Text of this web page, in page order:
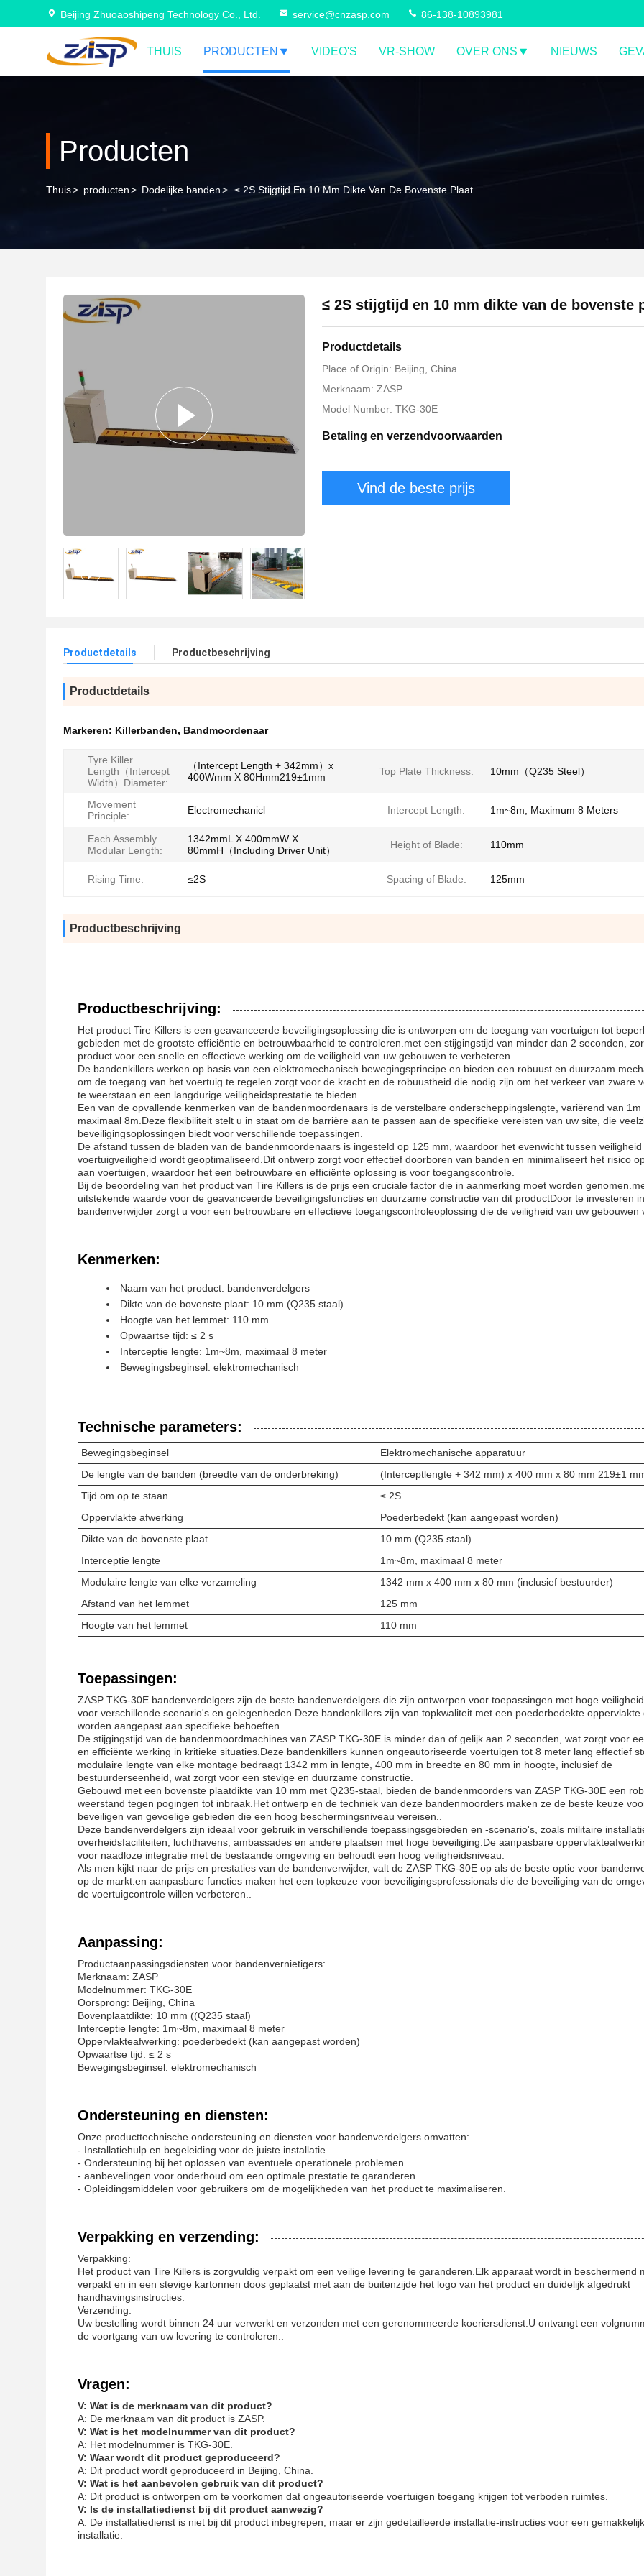
Beijing Zhuoaoshipeng Technology Co., Ltd. service@cnzasp.com 86-138-10893981
THUIS PRODUCTEN VIDEO'S VR-SHOW OVER ONS NIEUWS
Producten
Thuis> producten> Dodelijke banden> ≤ 2S Stijgtijd En 10 Mm Dikte Van De Bovenste Plaat
≤ 2S stijgtijd en 10 mm dikte van de bovenste
Productdetails
Place of Origin: Beijing, China
Merknaam: ZASP
Model Number: TKG-30E
Betaling en verzendvoorwaarden
Vind de beste prijs
Productdetails Productbeschrijving
Productdetails
Markeren: Killerbanden, Bandmoordenaar
Tyre Killer
Length（Intercept
Width）Diameter:
（Intercept Length + 342mm）x
400Wmm X 80Hmm219±1mm
Top Plate Thickness: 10mm（Q235 Steel）
Movement
Principle:
Electromechanicl Intercept Length: 1m~8m, Maximum 8 Meters
Each Assembly
Modular Length:
1342mmL X 400mmW X
80mmH（Including Driver Unit）
Height of Blade: 110mm
Rising Time: ≤2S Spacing of Blade: 125mm
Productbeschrijving
Productbeschrijving:
Het product Tire Killers is een geavanceerde beveiligingsoplossing die is ontworpen om de toegang van voertuigen tot
gebieden met de grootste efficiëntie en betrouwbaarheid te controleren.met een stijgingstijd van minder dan 2 seconden,
product voor een snelle en effectieve werking om de veiligheid van uw gebouwen te verbeteren.
De bandenkillers werken op basis van een elektromechanisch bewegingsprincipe en bieden een robuust en duurzaam
om de toegang van het voertuig te regelen.zorgt voor de kracht en de robuustheid die nodig zijn om het verkeer van zware
te weerstaan en een langdurige veiligheidsprestatie te bieden.
Een van de opvallende kenmerken van de bandenmoordenaars is de verstelbare onderscheppingslengte, variërend van 1m
maximaal 8m.Deze flexibiliteit stelt u in staat om de barrière aan te passen aan de specifieke vereisten van uw site, die
beveiligingsoplossingen biedt voor verschillende toepassingen.
De afstand tussen de bladen van de bandenmoordenaars is ingesteld op 125 mm, waardoor het evenwicht tussen veiligheid
voertuigveiligheid wordt geoptimaliseerd.Dit ontwerp zorgt voor effectief doorboren van banden en minimaliseert het risico
aan voertuigen, waardoor het een betrouwbare en efficiënte oplossing is voor toegangscontrole.
Bij de beoordeling van het product van Tire Killers is de prijs een cruciale factor die in aanmerking moet worden
uitstekende waarde voor de geavanceerde beveiligingsfuncties en duurzame constructie van dit productDoor te investeren
bandenverwijder zorgt u voor een betrouwbare en effectieve toegangscontroleoplossing die de veiligheid van uw gebouwen
Kenmerken:
Naam van het product: bandenverdelgers
Dikte van de bovenste plaat: 10 mm (Q235 staal)
Hoogte van het lemmet: 110 mm
Opwaartse tijd: ≤ 2 s
Interceptie lengte: 1m~8m, maximaal 8 meter
Bewegingsbeginsel: elektromechanisch
Technische parameters:
Bewegingsbeginsel
Elektromechanische apparatuur
De lengte van de banden (breedte van de onderbreking)
(Interceptlengte + 342 mm) x 400 mm x 80 mm 219±1
Tijd om op te staan
≤ 2S
Oppervlakte afwerking
Poederbedekt (kan aangepast worden)
Dikte van de bovenste plaat
10 mm (Q235 staal)
Interceptie lengte
1m~8m, maximaal 8 meter
Modulaire lengte van elke verzameling
1342 mm x 400 mm x 80 mm (inclusief bestuurder)
Afstand van het lemmet
125 mm
Hoogte van het lemmet
110 mm
Toepassingen:
ZASP TKG-30E bandenverdelgers zijn de beste bandenverdelgers die zijn ontworpen voor toepassingen met hoge
voor verschillende scenario's en gelegenheden.Deze bandenkillers zijn van topkwaliteit met een poederbedekte oppervlakte
worden aangepast aan specifieke behoeften..
De stijgingstijd van de bandenmoordmachines van ZASP TKG-30E is minder dan of gelijk aan 2 seconden, wat zorgt voor
en efficiënte werking in kritieke situaties.Deze bandenkillers kunnen ongeautoriseerde voertuigen tot 8 meter lang effectief
modulaire lengte van elke montage bedraagt 1342 mm in lengte, 400 mm in breedte en 80 mm in hoogte, inclusief de
bestuurderseenheid, wat zorgt voor een stevige en duurzame constructie.
Gebouwd met een bovenste plaatdikte van 10 mm met Q235-staal, bieden de bandenmoorders van ZASP TKG-30E een
weerstand tegen pogingen tot inbraak.Het ontwerp en de techniek van deze bandenmoorders maken ze de beste keuze
beveiligen van gevoelige gebieden die een hoog beschermingsniveau vereisen..
Deze bandenverdelgers zijn ideaal voor gebruik in verschillende toepassingsgebieden en -scenario's, zoals militaire
overheidsfaciliteiten, luchthavens, ambassades en andere plaatsen met hoge beveiliging.De aanpasbare
voor naadloze integratie met de bestaande omgeving en behoudt een hoog veiligheidsniveau.
Als men kijkt naar de prijs en prestaties van de bandenverwijder, valt de ZASP TKG-30E op als de beste optie voor
op de markt.en aanpasbare functies maken het een topkeuze voor beveiligingsprofessionals die de beveiliging van de
de voertuigcontrole willen verbeteren..
Aanpassing:
Productaanpassingsdiensten voor bandenvernietigers:
Merknaam: ZASP
Modelnummer: TKG-30E
Oorsprong: Beijing, China
Bovenplaatdikte: 10 mm ((Q235 staal)
Interceptie lengte: 1m~8m, maximaal 8 meter
Oppervlakteafwerking: poederbedekt (kan aangepast worden)
Opwaartse tijd: ≤ 2 s
Bewegingsbeginsel: elektromechanisch
Ondersteuning en diensten:
Onze producttechnische ondersteuning en diensten voor bandenverdelgers omvatten:
- Installatiehulp en begeleiding voor de juiste installatie.
- Ondersteuning bij het oplossen van eventuele operationele problemen.
- aanbevelingen voor onderhoud om een optimale prestatie te garanderen.
- Opleidingsmiddelen voor gebruikers om de mogelijkheden van het product te maximaliseren.
Verpakking en verzending:
Verpakking:
Het product van Tire Killers is zorgvuldig verpakt om een veilige levering te garanderen.Elk apparaat wordt in beschermend
verpakt en in een stevige kartonnen doos geplaatst met aan de buitenzijde het logo van het product en duidelijk afgedrukt
handhavingsinstructies.
Verzending:
Uw bestelling wordt binnen 24 uur verwerkt en verzonden met een gerenommeerde koeriersdienst.U ontvangt een
de voortgang van uw levering te controleren..
Vragen:
V: Wat is de merknaam van dit product?
A: De merknaam van dit product is ZASP.
V: Wat is het modelnummer van dit product?
A: Het modelnummer is TKG-30E.
V: Waar wordt dit product geproduceerd?
A: Dit product wordt geproduceerd in Beijing, China.
V: Wat is het aanbevolen gebruik van dit product?
A: Dit product is ontworpen om te voorkomen dat ongeautoriseerde voertuigen toegang krijgen tot verboden ruimtes.
V: Is de installatiedienst bij dit product aanwezig?
A: De installatiedienst is niet bij dit product inbegrepen, maar er zijn gedetailleerde installatie-instructies voor een
installatie.